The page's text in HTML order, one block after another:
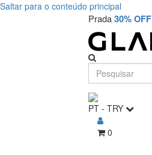
Saltar para o conteúdo principal
Prada30% OFF
PT - TRY
0